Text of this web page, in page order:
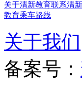
关于清新教育联系清
教育乘车路线
关于我们
备案号：